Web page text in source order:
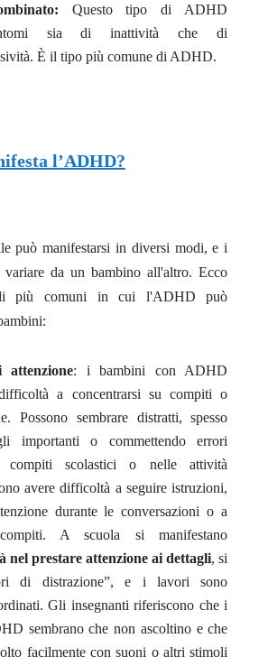
Questo tipo di ADHD
sia di inattività che di
È il tipo più comune di ADHD.
l’ADHD?
può manifestarsi in diversi modi, e i
variare da un bambino all'altro. Ecco
più comuni in cui l'ADHD può
: i bambini con ADHD
a concentrarsi su compiti o
Possono sembrare distratti, spesso
importanti o commettendo errori
compiti scolastici o nelle attività
avere difficoltà a seguire istruzioni,
durante le conversazioni o a
A scuola si manifestano
nel prestare attenzione ai dettagli, si
di distrazione”, e i lavori sono
Gli insegnanti riferiscono che i
sembrano che non ascoltino e che
facilmente con suoni o altri stimoli